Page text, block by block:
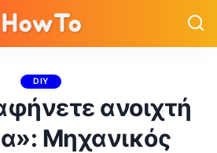
DIY
ανοιχτή
Μηχανικός